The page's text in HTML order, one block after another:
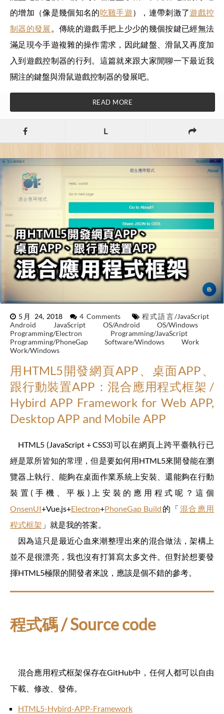
的增加（像是幾個知名的吃雞手遊），連帶刺激了遊戲控
制器的發展 。傳統的遊戲手把上少少的幾個按鍵已經無法
滿足現今手遊複雜的操作需求，因此鍵盤、滑鼠又再度加
入到遊戲控制器的行列。這篇就來跟大家閒聊一下最近我
關注的鍵盤與滑鼠遊戲控制器的發展吧。
READ MORE
L
5月 24, 2018 4 Comments
程式語言/JavaScript
Android
JavaScript OS/Android
OS/Windows
Programming/Electron
Programming/JavaScript
Programming/PhoneGap
Software/Windows
Work
Work/Windows
用HTML5開發網頁APP、桌面APP、
跟行動裝置APP：混合應用程式框架 /
Hybird APP Framework for Web APP,
Desktop APP and Mobile APP
HTML5 (JavaScript + CSS3)可以在網頁上跨平臺執行已
經是眾所皆知的常理，但是要如何用HTML5來開發能在瀏
覽器上執行、能夠在桌面作業系統上安裝、還能夠在行動
裝置(手機、平板)上安裝的應用程式呢？這個
OnsenUI+Vue.js+Electron+PhoneGap Build 的「混合應用
程式框架 」就是我的答案。
因為這只是最近心血來潮整理出來的混合做法，架構上
並不是很漂亮，我也沒有打算寫太多文件。但對於想要發
揮HTML5極限的開發者來說，應該是個不錯的參考。
程式碼 / Source code
混合應用程式框架保存在GitHub中，任何人都可以自由
下載、修改、發佈。
HTML5-Hybird-APP-Framework